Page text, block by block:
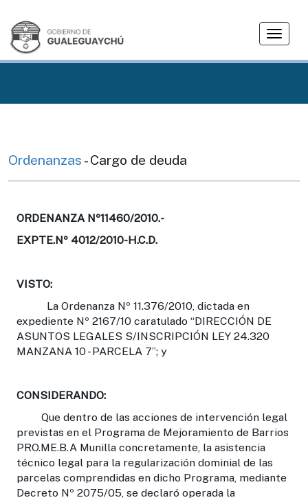
T
g
Ordenanzas - Cargo de deuda
ORDENANZA Nº11460/2010.-
EXPTE.Nº 4012/2010-H.C.D.
VISTO:
La Ordenanza Nº 11.376/2010, dictada en
expediente Nº 2167/10 caratulado “DIRECCIÓN DE
ASUNTOS LEGALES S/INSCRIPCIÓN LEY 24.320
MANZANA 10 - PARCELA 7”; y
CONSIDERANDO:
Que dentro de las acciones de intervención legal
previstas en el Programa de Mejoramiento de Barrios
PRO.ME.B.A Munilla concretamente, la asistencia
técnico legal para la regularización dominial de las
parcelas comprendidas en dicho Programa, mediante
Decreto Nº 2075/05, se declaró operada la